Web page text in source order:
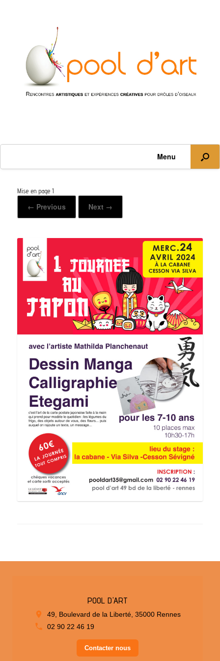
Menu
Mise en page 1
← Previous Next →
POOL D'ART
49, Boulevard de la Liberté, 35000 Rennes
02 90 22 46 19
Contacter nous